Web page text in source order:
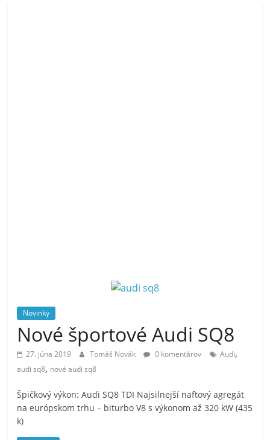
Novinky
Nové športové Audi SQ8
27. júna 2019 Tomáš Novák 0 komentárov Audi,
audi sq8, nové audi sq8
Špičkový výkon: Audi SQ8 TDI Najsilnejší naftový agregát
na európskom trhu – biturbo V8 s výkonom až 320 kW (435
k)